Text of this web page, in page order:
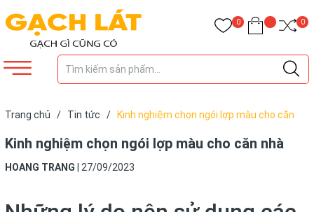
0 0
Trang chủ / Tin tức /
Kinh nghiệm chọn ngói lợp màu cho căn
Kinh nghiệm chọn ngói lợp màu cho căn nhà
HOANG TRANG 27/09/2023